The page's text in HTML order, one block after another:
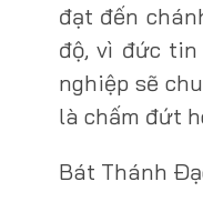
đạt đến
độ, vì đức
nghiệp sẽ
là chấm đứt
Bát Thánh